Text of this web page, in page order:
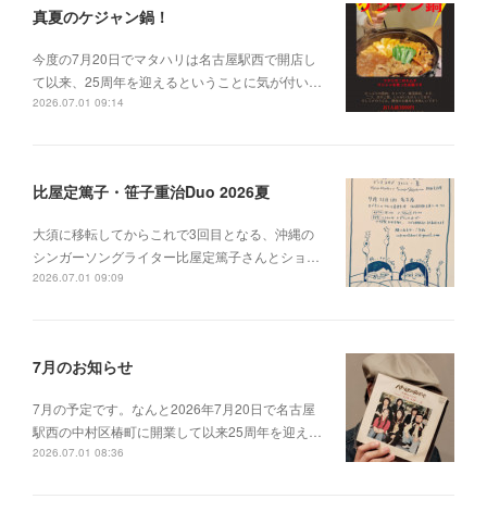
真夏のケジャン鍋！
今度の7月20日でマタハリは名古屋駅西で開店し
て以来、25周年を迎えるということに気が付い…
2026.07.01 09:14
比屋定篤子・笹子重治Duo 2026夏
大須に移転してからこれで3回目となる、沖縄の
シンガーソングライター比屋定篤子さんとショ…
2026.07.01 09:09
7月のお知らせ
7月の予定です。なんと2026年7月20日で名古屋
駅西の中村区椿町に開業して以来25周年を迎え…
2026.07.01 08:36